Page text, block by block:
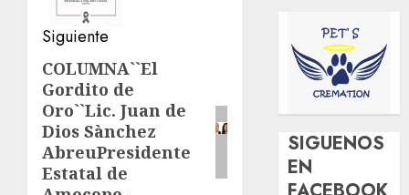
Siguiente
Siguiente
entrada:
COLUMNAˋˋEl
Gordito de
OroˋˋLic. Juan de
Dios Sànchez
AbreuPresidente
Estatal de
SIGUENOS
EN